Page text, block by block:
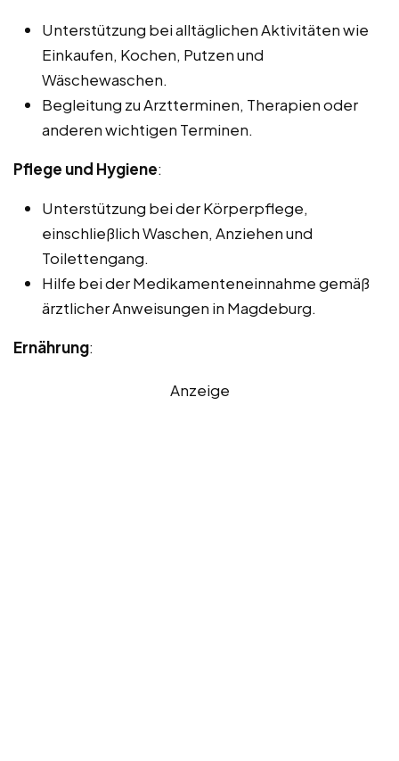
Unterstützung bei alltäglichen Aktivitäten wie
Einkaufen, Kochen, Putzen und
Wäschewaschen.
Begleitung zu Arztterminen, Therapien oder
anderen wichtigen Terminen.
Pflege und Hygiene:
Unterstützung bei der Körperpflege,
einschließlich Waschen, Anziehen und
Toilettengang.
Hilfe bei der Medikamenteneinnahme gemäß
ärztlicher Anweisungen in Magdeburg.
Ernährung:
Anzeige